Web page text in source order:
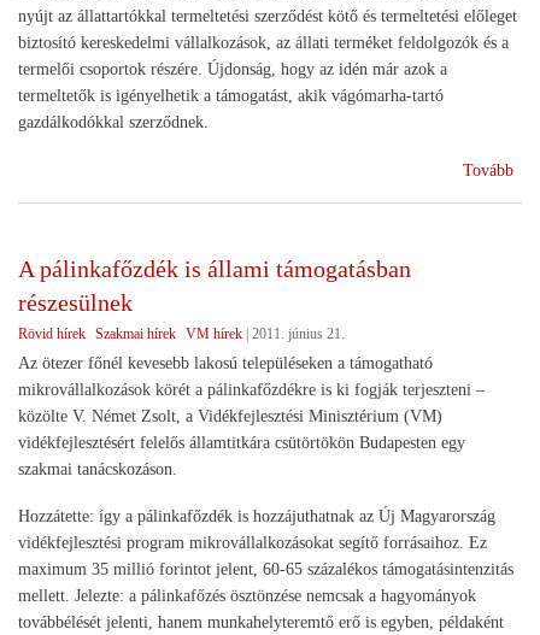
nyújt az állattartókkal termeltetési szerződést kötő és termeltetési előleget
biztosító kereskedelmi vállalkozások, az állati terméket feldolgozók és a
termelői csoportok részére. Újdonság, hogy az idén már azok a
termeltetők is igényelhetik a támogatást, akik vágómarha-tartó
gazdálkodókkal szerződnek.
Tovább
A pálinkafőzdék is állami támogatásban
részesülnek
Rövid hírek Szakmai hírek VM hírek 2011. június 21.
Az ötezer főnél kevesebb lakosú településeken a támogatható
mikrovállalkozások körét a pálinkafőzdékre is ki fogják terjeszteni –
közölte V. Német Zsolt, a Vidékfejlesztési Minisztérium (VM)
vidékfejlesztésért felelős államtitkára csütörtökön Budapesten egy
szakmai tanácskozáson.
Hozzátette: így a pálinkafőzdék is hozzájuthatnak az Új Magyarország
vidékfejlesztési program mikrovállalkozásokat segítő forrásaihoz. Ez
maximum 35 millió forintot jelent, 60-65 százalékos támogatásintenzitás
mellett. Jelezte: a pálinkafőzés ösztönzése nemcsak a hagyományok
továbbélését jelenti, hanem munkahelyteremtő erő is egyben, példaként